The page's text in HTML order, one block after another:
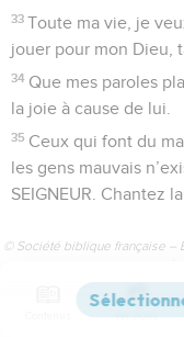
33 Toute ma vie, je
jouer pour mon Dieu,
34 Que mes paroles
la joie à cause de lui.
35 Ceux qui font du
les gens mauvais
SEIGNEUR. Chantez
© Société biblique française –
Versions